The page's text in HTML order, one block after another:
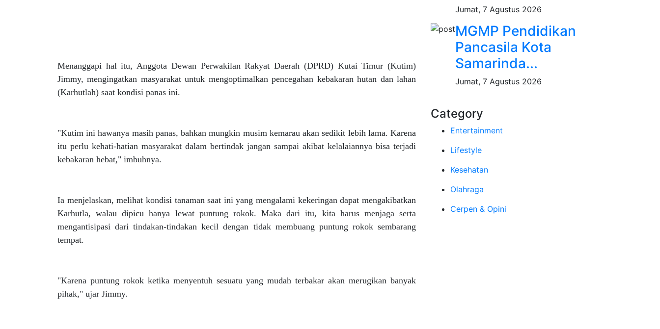
Menanggapi hal itu, Anggota Dewan Perwakilan Rakyat Daerah (DPRD) Kutai Timur (Kutim)
Jimmy, mengingatkan masyarakat untuk mengoptimalkan pencegahan kebakaran hutan dan lahan
(Karhutlah) saat kondisi panas ini.
"Kutim ini hawanya masih panas, bahkan mungkin musim kemarau akan sedikit lebih lama. Karena
itu perlu kehati-hatian masyarakat dalam bertindak jangan sampai akibat kelalaiannya bisa terjadi
kebakaran hebat," imbuhnya.
Ia menjelaskan, melihat kondisi tanaman saat ini yang mengalami kekeringan dapat mengakibatkan
Karhutla, walau dipicu hanya lewat puntung rokok. Maka dari itu, kita harus menjaga serta
mengantisipasi dari tindakan-tindakan kecil dengan tidak membuang puntung rokok sembarang
tempat.
"Karena puntung rokok ketika menyentuh sesuatu yang mudah terbakar akan merugikan banyak
pihak," ujar Jimmy.
Jumat, 7 Agustus 2026
MGMP Pendidikan
Pancasila Kota
Samarinda...
Jumat, 7 Agustus 2026
Category
Entertainment
Lifestyle
Kesehatan
Olahraga
Cerpen & Opini